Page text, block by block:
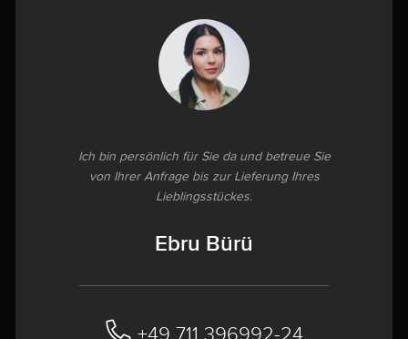
Ich bin persönlich für Sie da und betreue Sie
von Ihrer Anfrage bis zur Lieferung Ihres
Lieblingsstückes.
Ebru Bürü
+49 711 396992-24‬